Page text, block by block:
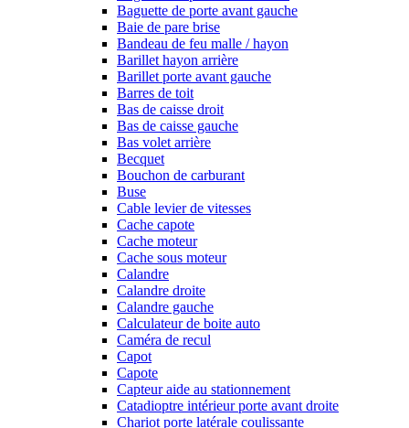
Baguette de porte avant gauche
Baie de pare brise
Bandeau de feu malle / hayon
Barillet hayon arrière
Barillet porte avant gauche
Barres de toit
Bas de caisse droit
Bas de caisse gauche
Bas volet arrière
Becquet
Bouchon de carburant
Buse
Cable levier de vitesses
Cache capote
Cache moteur
Cache sous moteur
Calandre
Calandre droite
Calandre gauche
Calculateur de boite auto
Caméra de recul
Capot
Capote
Capteur aide au stationnement
Catadioptre intérieur porte avant droite
Chariot porte latérale coulissante